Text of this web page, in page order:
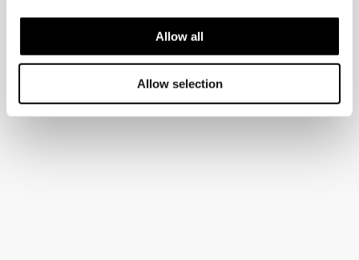
Allow all
Allow selection